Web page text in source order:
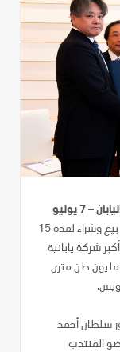
أبوظبي، الإمارات العربية المتحدة / طوكيو، اليابان – 7 يوليو
أعلنت "أدنوك" اليوم عن توقيع اتفاقية بيع وشراء لمدة 15
شركة يابانية
مليون طن متري
سلطان أحمد
المنتدب